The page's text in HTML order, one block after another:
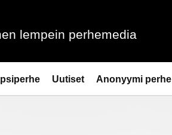
lempein perhemedia
Uutiset Anonyymi perhe